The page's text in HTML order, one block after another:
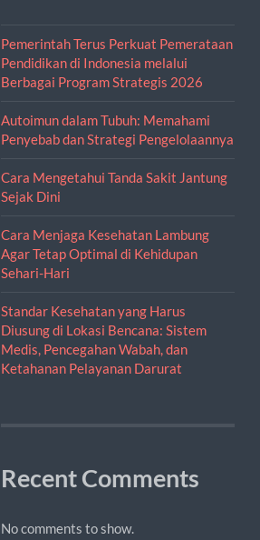
Pemerintah Terus Perkuat Pemerataan
Pendidikan di Indonesia melalui
Berbagai Program Strategis 2026
Autoimun dalam Tubuh: Memahami
Penyebab dan Strategi Pengelolaannya
Cara Mengetahui Tanda Sakit Jantung
Sejak Dini
Cara Menjaga Kesehatan Lambung
Agar Tetap Optimal di Kehidupan
Sehari-Hari
Standar Kesehatan yang Harus
Diusung di Lokasi Bencana: Sistem
Medis, Pencegahan Wabah, dan
Ketahanan Pelayanan Darurat
Recent Comments
No comments to show.